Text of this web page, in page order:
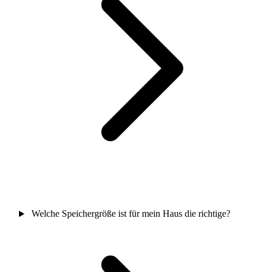
Welche Speichergröße ist für mein Haus die richtige?